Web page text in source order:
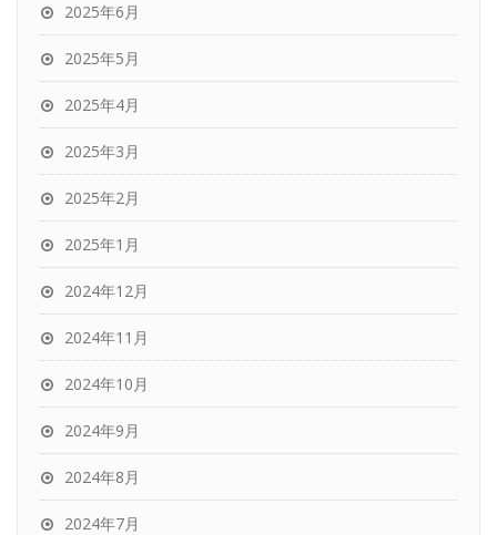
2025年6月
2025年5月
2025年4月
2025年3月
2025年2月
2025年1月
2024年12月
2024年11月
2024年10月
2024年9月
2024年8月
2024年7月